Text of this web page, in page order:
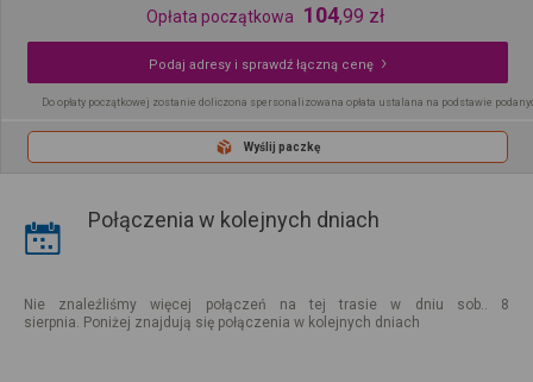
Opłata początkowa 104,99 zł
Podaj adresy i sprawdź łączną cenę
Do opłaty początkowej zostanie doliczona spersonalizowana opłata ustalana na podstawie
Wyślij paczkę
Połączenia w kolejnych dniach
Nie znaleźliśmy więcej połączeń na tej trasie w dniu sob.. 8
sierpnia. Poniżej znajdują się połączenia w kolejnych dniach